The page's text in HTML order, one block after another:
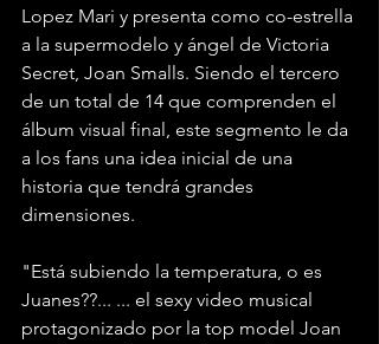
Lopez Mari y presenta como co-estrella
a la supermodelo y ángel de Victoria
Secret, Joan Smalls. Siendo el tercero
de un total de 14 que comprenden el
álbum visual final, este segmento le da
a los fans una idea inicial de una
historia que tendrá grandes
dimensiones.
"Está subiendo la temperatura, o es
Juanes??... ... el sexy video musical
protagonizado por la top model Joan